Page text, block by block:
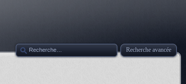
Recherche avancée